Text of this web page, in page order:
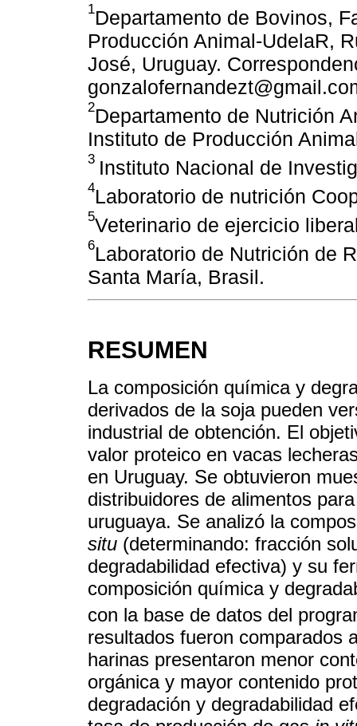
1Departamento de Bovinos,
Producción Animal-UdelaR,
José, Uruguay.
2Departamento de Nutrición
Instituto de Producción
3 Instituto Nacional de
4Laboratorio de nutrición
5Veterinario de ejercicio
6Laboratorio de Nutrición de
Santa María, Brasil.
RESUMEN
La composición química y
derivados de la soja pueden
industrial de obtención. El
valor proteico en vacas
en Uruguay. Se obtuvieron
distribuidores de alimentos
uruguaya. Se analizó la
situ (determinando: fracción
degradabilidad efectiva) y su
composición química y
con la base de datos del
resultados fueron comparados
harinas presentaron menor
orgánica y mayor contenido
degradación y degradabilidad